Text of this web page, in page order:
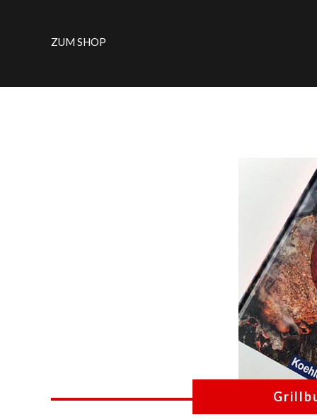
ZUM SHOP